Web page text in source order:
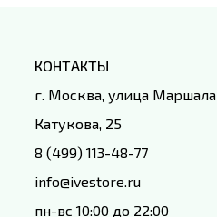
КОНТАКТЫ
г. Москва, улица Маршала
Катукова, 25
8 (499) 113-48-77
info@ivestore.ru
пн-вс 10:00 до 22:00